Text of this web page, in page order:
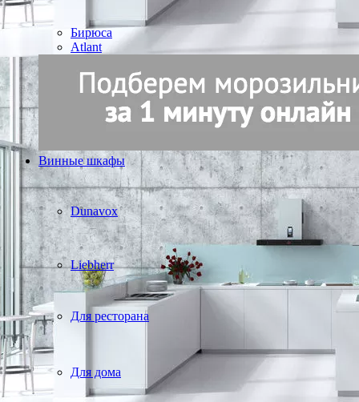
Бирюса
Atlant
Винные шкафы
Dunavox
Liebherr
Для ресторана
Для дома